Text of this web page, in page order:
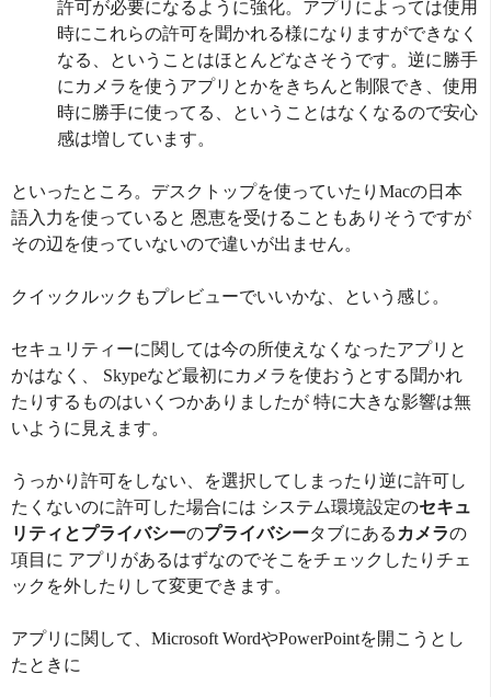
許可が必要になるように強化。アプリによっては使用
時にこれらの許可を聞かれる様になりますができなく
なる、ということはほとんどなさそうです。逆に勝手
にカメラを使うアプリとかをきちんと制限でき、使用
時に勝手に使ってる、ということはなくなるので安心
感は増しています。
といったところ。デスクトップを使っていたりMacの日本
語入力を使っていると 恩恵を受けることもありそうですが
その辺を使っていないので違いが出ません。
クイックルックもプレビューでいいかな、という感じ。
セキュリティーに関しては今の所使えなくなったアプリと
かはなく、 Skypeなど最初にカメラを使おうとする聞かれ
たりするものはいくつかありましたが 特に大きな影響は無
いように見えます。
うっかり許可をしない、を選択してしまったり逆に許可し
たくないのに許可した場合には システム環境設定のセキュ
リティとプライバシーのプライバシータブにある カメラの
項目に アプリがあるはずなのでそこをチェックしたりチェ
ックを外したりして変更できます。
アプリに関して、Microsoft WordやPowerPointを開こうとし
たときに